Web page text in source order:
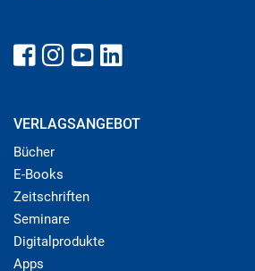
VERLAGSANGEBOT
Bücher
E-Books
Zeitschriften
Seminare
Digitalprodukte
Apps